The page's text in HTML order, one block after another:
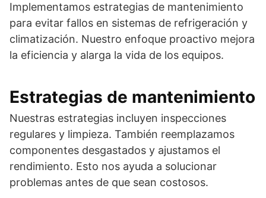
Implementamos estrategias de mantenimiento
para evitar fallos en sistemas de refrigeración y
climatización. Nuestro enfoque proactivo mejora
la eficiencia y alarga la vida de los equipos.
Estrategias de mantenimiento
Nuestras estrategias incluyen inspecciones
regulares y limpieza. También reemplazamos
componentes desgastados y ajustamos el
rendimiento. Esto nos ayuda a solucionar
problemas antes de que sean costosos.